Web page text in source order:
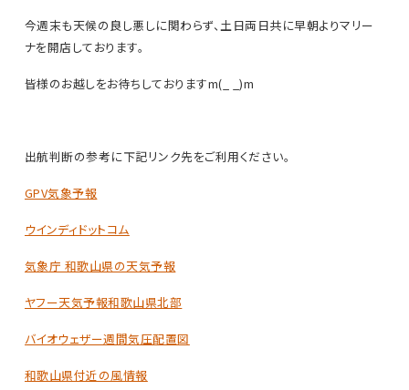
今週末も天候の良し悪しに関わらず、土日両日共に早朝よりマリー
ナを開店しております。
皆様のお越しをお待ちしておりますm(_ _)m
出航判断の参考に下記リンク先をご利用ください。
GPV気象予報
ウインディドットコム
気象庁 和歌山県の天気予報
ヤフー天気予報和歌山県北部
バイオウェザー週間気圧配置図
和歌山県付近の風情報